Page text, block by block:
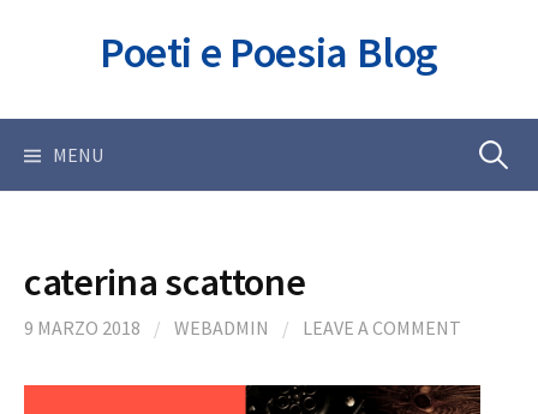
Poeti e Poesia Blog
MENU Ricerca
caterina scattone
9 MARZO 2018 / WEBADMIN / LEAVE A COMMENT